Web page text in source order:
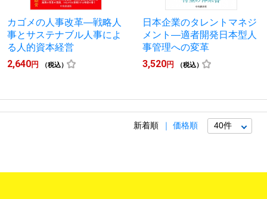
カゴメの人事改革―戦略人
事とサステナブル人事によ
る人的資本経営
2,640円 （税込）
日本企業のタレントマネジ
メント―適者開発日本型人
事管理への変革
3,520円 （税込）
新着順 価格順